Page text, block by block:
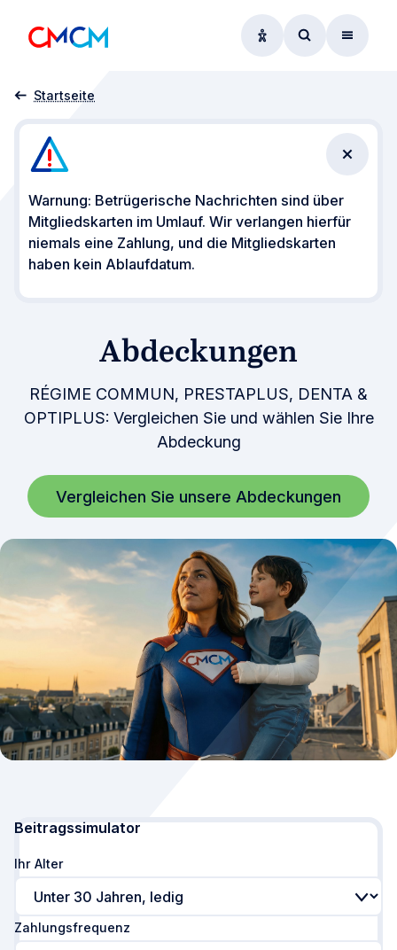
Optionen zur
Zum Menü
Startseite
Abdeckung
Warnung: Betrügerische Nachrichten sind über
Mitgliedskarten im Umlauf. Wir verlangen hierfür
niemals eine Zahlung, und die Mitgliedskarten
haben kein Ablaufdatum.
Abdeckungen
RÉGIME COMMUN, PRESTAPLUS, DENTA &
OPTIPLUS: Vergleichen Sie und wählen Sie Ihre
Abdeckung
Vergleichen Sie unsere Abdeckungen
Berechnung aktualisiert. Ihr Alter: Unter 30 Jahren, ledig.
Beitragssimulator
Ihr Alter
Zahlungsfrequenz